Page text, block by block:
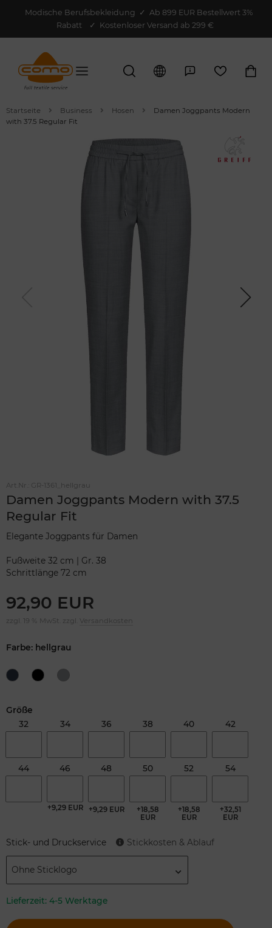
Modische Berufsbekleidung ✓ Ab 899 EUR Bestellwert 3%
Rabatt
✓ Kostenloser Versand ab 299 €
Startseite Business Hosen
Damen Joggpants Modern
with 37.5 Regular Fit
Next
Art.Nr.: GR-1361_hellgrau
Damen Joggpants Modern with 37.5
Regular Fit
Elegante Joggpants für Damen
Fußweite 32 cm | Gr. 38
Schrittlänge 72 cm
92,90 EUR
zzgl. 19 % MwSt. zzgl. Versandkosten
Farbe: hellgrau
Größe
32
34 36 38 40 42
44 46
+9,29 EUR
48
+9,29 EUR
50
+18,58
EUR
52
+18,58
EUR
54
+32,51
EUR
Stick- und Druckservice Stickkosten & Ablauf
Ohne Sticklogo
Lieferzeit: 4-5 Werktage